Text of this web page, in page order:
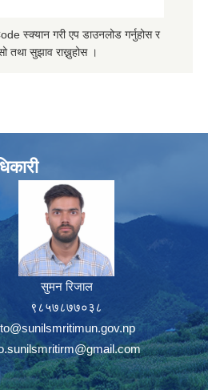
स्क्यान गरी एप डाउनलोड गर्नुहोस र
तथा सुझाव राख्नुहोस ।
सुमन रिजाल
९८५७८७७०३८